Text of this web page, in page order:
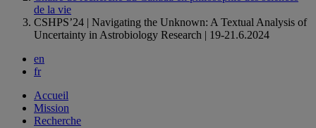
de la vie
CSHPS’24 | Navigating the Unknown: A Textual Analysis of
Uncertainty in Astrobiology Research | 19-21.6.2024
en
fr
Accueil
Mission
Recherche